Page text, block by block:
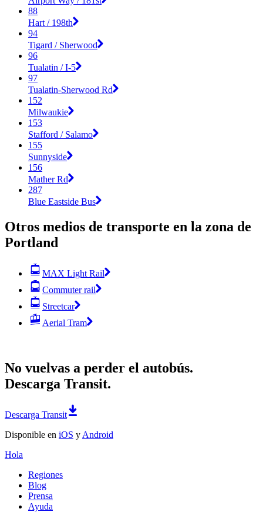
88
Hart / 198th
94
Tigard / Sherwood
96
Tualatin / I-5
97
Tualatin-Sherwood Rd
152
Milwaukie
153
Stafford / Salamo
155
Sunnyside
156
Mather Rd
287
Blue Eastside Bus
Otros medios de transporte en la zona de
Portland
MAX Light Rail
Commuter rail
Streetcar
Aerial Tram
No vuelvas a perder el autobús.
Descarga Transit.
Descarga Transit
Disponible en iOS y Android
Hola
Regiones
Blog
Prensa
Ayuda